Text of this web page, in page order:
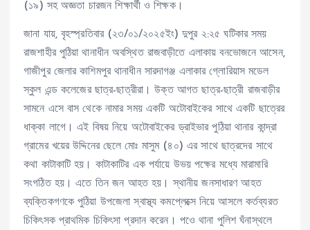
(১৯) সহ অজ্ঞতা চারজন শিক্ষার্থী ও শিক্ষক।
জানা যায়, বৃহস্প্রতিবার (২৩/০১/২০২৫ইং) দুপুর ২:২৫ ঘটিকার সময়
রাজশাহীর পুঠিয়া থানাধীন অবস্থিত রাজবাড়ীতে এলাকায় বনভোজনে আসেন,
গাজীপুর জেলার কাশিমপুর থানাধীন সারদাগঞ্জ এলাকার গ্লোরিয়াস মডেল
স্কুল এন্ড কলেজের ছাত্র-ছাত্রীরা। উক্ত আগত ছাত্র-ছাত্রী রাজবাড়ীর
সামনে এসে বাস থেকে নামার সময় একটি অটোবাইকের সাথে একটি ছাত্রের
ধাক্কা লাগে। এই বিষয় নিয়ে অটোবাইকের ড্রাইভার পুঠিয়া থানার কান্দ্রা
গ্রামের খয়ের উদ্দিনের ছেলে মোঃ মাসুম (৪০) এর সাথে ছাত্রদের সাথে
কথা কাটাকাটি হয়। কাটাকাটির এক পর্যায়ে উভয় পক্ষের মধ্যে মারামারি
সংগঠিত হয়। এতে তিন জন আহত হয়। স্থানীয় জনসাধারণ আহত
ব্যক্তিকগণকে পুঠিয়া উপজেলা স্বাস্থ্য কমপ্লেক্সে নিয়ে আসলে কর্তব্যরত
চিকিৎসক প্রাথমিক চিকিৎসা প্রদান করেন। পওে থানা পুলিশ ঘঁনাস্থলে